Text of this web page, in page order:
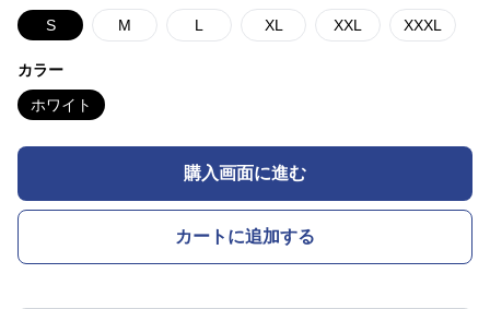
S M L XL XXL XXXL
カラー
ホワイト
購入画面に進む
カートに追加する